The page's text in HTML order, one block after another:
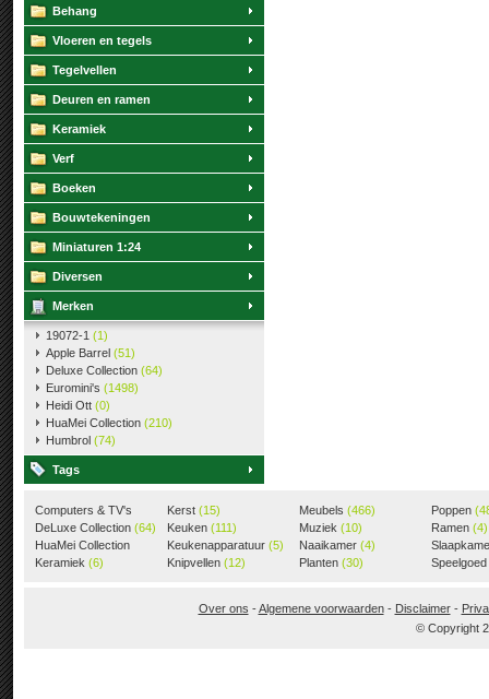
Behang
Vloeren en tegels
Tegelvellen
Deuren en ramen
Keramiek
Verf
Boeken
Bouwtekeningen
Miniaturen 1:24
Diversen
Merken
19072-1 (1)
Apple Barrel (51)
Deluxe Collection (64)
Euromini's (1498)
Heidi Ott (0)
HuaMei Collection (210)
Humbrol (74)
Tags
Computers & TV's
(18)
DeLuxe Collection (64)
HuaMei Collection
(205)
Keramiek (6)
Kerst (15)
Keuken (111)
Keukenapparatuur (5)
Knipvellen (12)
Meubels (466)
Muziek (10)
Naaikamer (4)
Planten (30)
Poppen
Ramen (4)
Speelgoed
Over ons -Algemene voorwaarden- Disclaimer-
© Copyright